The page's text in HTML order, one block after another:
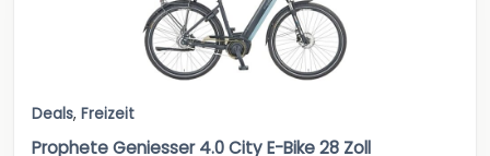
Deals, Freizeit
Prophete Geniesser 4.0 City E-Bike 28 Zoll